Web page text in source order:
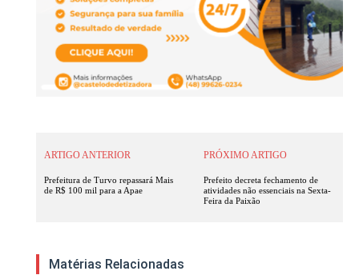
ARTIGO ANTERIOR
Prefeitura de Turvo repassará Mais
de R$ 100 mil para a Apae
PRÓXIMO ARTIGO
Prefeito decreta fechamento de
atividades não essenciais na Sexta-
Feira da Paixão
Matérias Relacionadas